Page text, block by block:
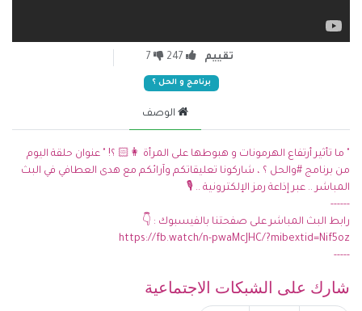
تقييم 247
7
برنامج و الحل ؟
الوصف
" ما تأثير أرتفاع الهرمونات و هبوطها على المرأة 👩🏻 ؟! " عنوان حلقة اليوم
من برنامج #والحل ؟ ، شاركونا تعليقاتكم وآرائكم مع هدى العطافي في البث
المباشر .. عبر إذاعة رمز الإلكترونية .. 🎙️
------
رابط البث المباشر على صفحتنا بالفيسبوك : 👇
https://fb.watch/n-pwaMcJHC/?mibextid=Nif5oz
-----
شارك على الشبكات الاجتماعية